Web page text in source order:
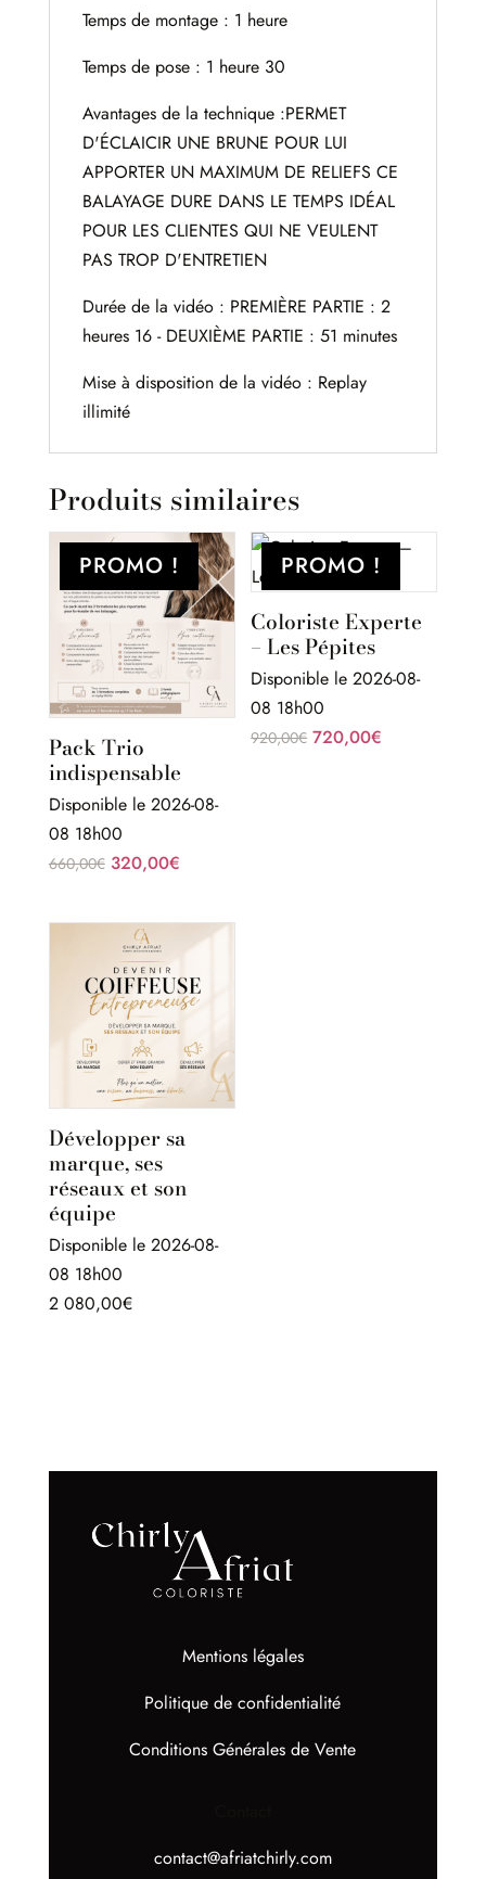
Temps de montage : 1 heure
Temps de pose : 1 heure 30
Avantages de la technique :PERMET
D'ÉCLAICIR UNE BRUNE POUR LUI
APPORTER UN MAXIMUM DE RELIEFS CE
BALAYAGE DURE DANS LE TEMPS IDÉAL
POUR LES CLIENTES QUI NE VEULENT
PAS TROP D'ENTRETIEN
Durée de la vidéo : PREMIÈRE PARTIE : 2
heures 16 - DEUXIÈME PARTIE : 51 minutes
Mise à disposition de la vidéo : Replay
illimité
Produits similaires
PROMO !
Pack Trio
indispensable
Disponible le 2026-08-
08 18h00
660,00€ Le
initial
était :
660,00€.
320,00€Le
actuel
est :
320,00€.
PROMO !
Coloriste Experte
– Les Pépites
Disponible le 2026-08-
08 18h00
920,00€ Le
720,00€
Développer sa
marque, ses
réseaux et son
équipe
Disponible le 2026-08-
08 18h00
2 080,00€
Mentions légales
Politique de confidentialité
Conditions Générales de Vente
contact@afriatchirly.com